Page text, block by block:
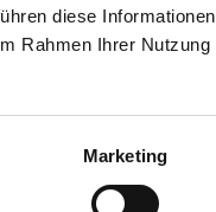
diese Informationen
Rahmen Ihrer Nutzung
Marketing